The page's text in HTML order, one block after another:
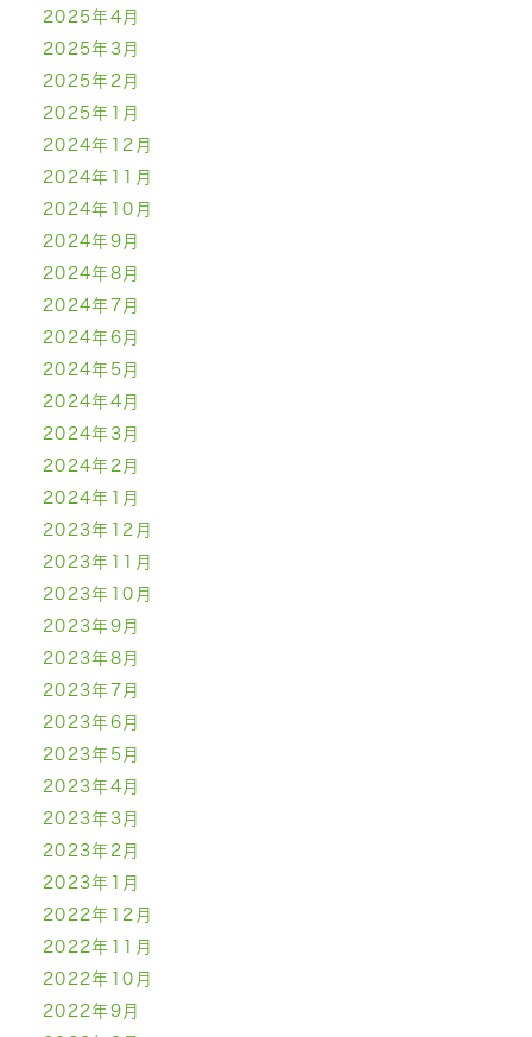
2025年4月
2025年3月
2025年2月
2025年1月
2024年12月
2024年11月
2024年10月
2024年9月
2024年8月
2024年7月
2024年6月
2024年5月
2024年4月
2024年3月
2024年2月
2024年1月
2023年12月
2023年11月
2023年10月
2023年9月
2023年8月
2023年7月
2023年6月
2023年5月
2023年4月
2023年3月
2023年2月
2023年1月
2022年12月
2022年11月
2022年10月
2022年9月